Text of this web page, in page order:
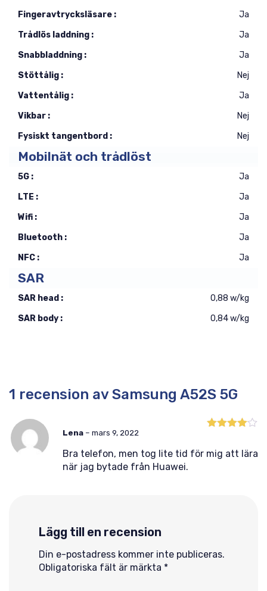
Fingeravtrycksläsare :
Ja
Trådlös laddning :
Ja
Snabbladdning :
Ja
Stöttålig :
Nej
Vattentålig :
Ja
Vikbar :
Nej
Fysiskt tangentbord :
Nej
Mobilnät och trådlöst
5G :
Ja
LTE :
Ja
Wifi :
Ja
Bluetooth :
Ja
NFC :
Ja
SAR
SAR head :
0,88 w/kg
SAR body :
0,84 w/kg
1 recension av Samsung A52S 5G
Lena – mars 9, 2022
Bra telefon, men tog lite tid för mig att lära
när jag bytade från Huawei.
Lägg till en recension
Din e-postadress kommer inte publiceras.
Obligatoriska fält är märkta *